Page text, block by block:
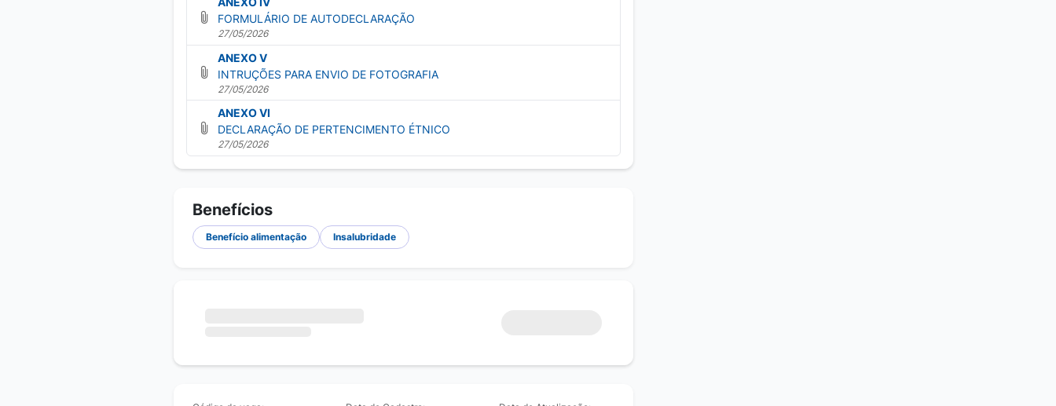
FORMULÁRIO DE AUTODECLARAÇÃO
27/05/2026
ANEXO V
INTRUÇÕES PARA ENVIO DE FOTOGRAFIA
27/05/2026
ANEXO VI
DECLARAÇÃO DE PERTENCIMENTO ÉTNICO
27/05/2026
Benefícios
Benefício alimentação Insalubridade